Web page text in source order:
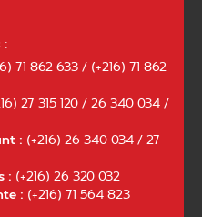
:
71 862 633 / (+216) 71 862
27 315 120 / 26 340 034 /
: (+216) 26 340 034 / 27
: (+216) 26 320 032
: (+216) 71 564 823